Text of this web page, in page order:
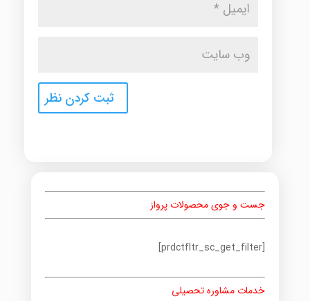
جست و جوی محصولات پرواز
[prdctfltr_sc_get_filter]
خدمات مشاوره تحصیلی